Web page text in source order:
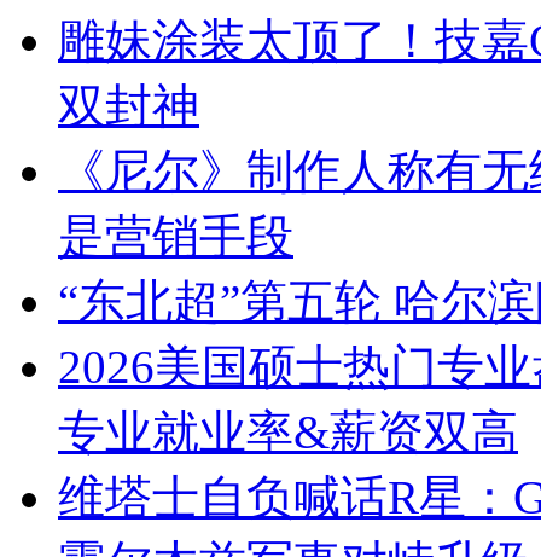
雕妹涂装太顶了！技
双封神
《尼尔》制作人称有
是营销手段
“东北超”第五轮 哈尔
2026美国硕士热门专
专业就业率&薪资双高
维塔士自负喊话R星：